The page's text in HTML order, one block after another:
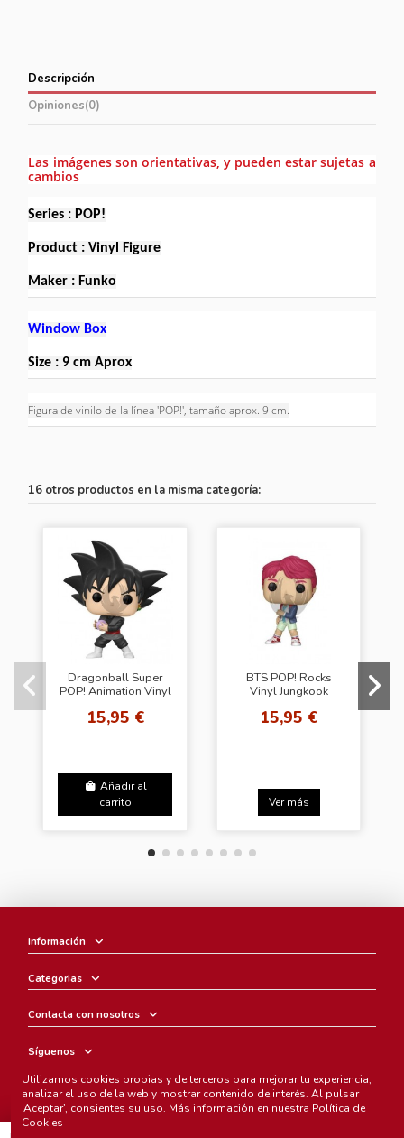
Descripción
Opiniones(0)
Las imágenes son orientativas, y pueden estar sujetas a
cambios
Series : POP!
Product : Vinyl Figure
Maker : Funko
Window Box
Size : 9 cm Aprox
Figura de vinilo de la línea 'POP!', tamaño aprox. 9 cm.
16 otros productos en la misma categoría:
Dragonball Super
POP! Animation Vinyl
cm
15,95 €
Añadir al
carrito
BTS POP! Rocks
Vinyl Jungkook
15,95 €
Ver más
Información
Categorias
Contacta con nosotros
Síguenos
Boletín
Utilizamos cookies propias y de terceros para mejorar tu experiencia,
analizar el uso de la web y mostrar contenido de interés. Al pulsar
‘Aceptar’, consientes su uso. Más información en nuestra Política de
Cookies